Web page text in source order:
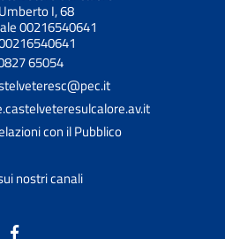
I, 68
00216540641
65054
con il Pubblico
nostri canali